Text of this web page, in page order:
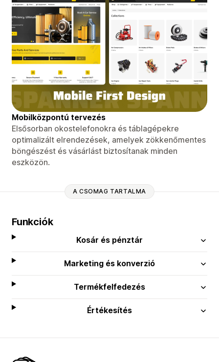
Mobilközpontú tervezés
Elsősorban okostelefonokra és táblagépekre
optimalizált elrendezések, amelyek zökkenőmentes
böngészést és vásárlást biztosítanak minden
eszközön.
A CSOMAG TARTALMA
Funkciók
Kosár és pénztár
Marketing és konverzió
Termékfelfedezés
Értékesítés